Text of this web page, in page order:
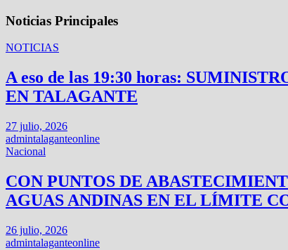
Noticias Principales
NOTICIAS
A eso de las 19:30 horas:
EN TALAGANTE
27 julio, 2026
admintalaganteonline
Nacional
CON PUNTOS DE
AGUAS ANDINAS EN EL LÍMITE
26 julio, 2026
admintalaganteonline